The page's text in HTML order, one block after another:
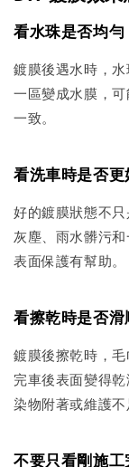
看水珠是否均勻
鍍膜後遇水時，水
一區變成水膜，
一致。
看洗車時是否更
好的鍍膜狀態不只
灰塵、雨水髒污
表面保護有幫助。
看擦乾時是否滑
鍍膜後擦乾時，
完車後表面變得
染物附著或維護不
不要只看剛施